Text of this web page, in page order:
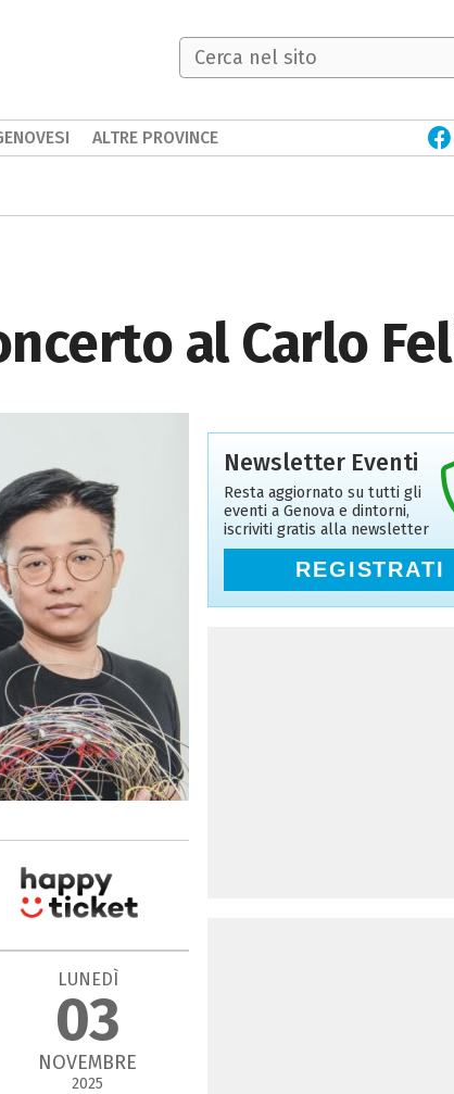
al Carlo
LUNEDÌ
03
NOVEMBRE
2025
Newsletter Eventi
Resta aggiornato su tutti gli
eventi a Genova e dintorni,
iscriviti gratis alla newsletter
REGISTRATI
ALTRE PROVINCE